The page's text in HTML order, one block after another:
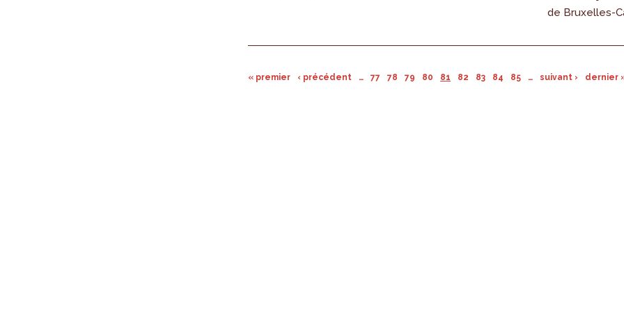
de Bruxelles-
« premier ‹ précédent … 77 78 79 80 81 82 83 84 85 … suivant › dernier